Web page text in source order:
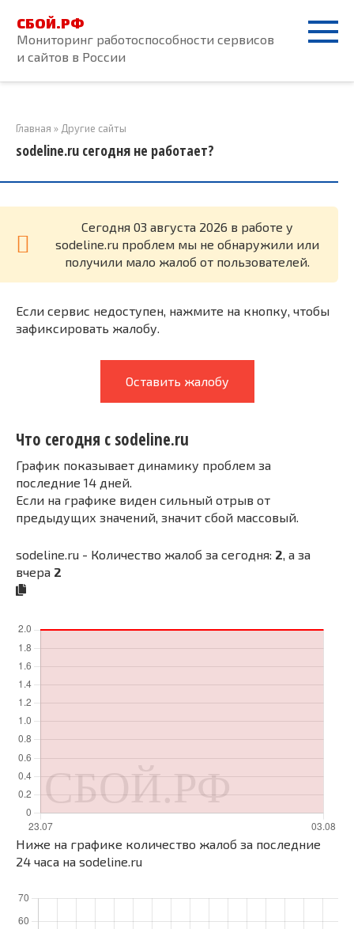
контенту
СБОЙ.РФ
Мониторинг работоспособности сервисов
и сайтов в России
Главная » Другие сайты
sodeline.ru сегодня не работает?
Cегодня 03 августа 2026 в работе у
sodeline.ru проблем мы не обнаружили или
получили мало жалоб от пользователей.
Если сервис недоступен, нажмите на кнопку, чтобы
зафиксировать жалобу.
Оставить жалобу
Что сегодня с sodeline.ru
График показывает динамику проблем за
последние 14 дней.
Если на графике виден сильный отрыв от
предыдущих значений, значит сбой массовый.
sodeline.ru - Количество жалоб за сегодня: 2 , а за
вчера 2
Ниже на графике количество жалоб за последние
24 часа на sodeline.ru